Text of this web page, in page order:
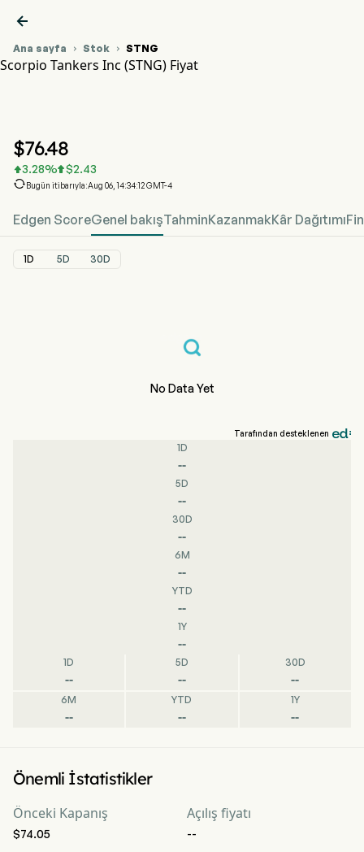

Ana sayfa  Stok  STNG
Scorpio Tankers Inc (STNG) Fiyat
$76.48
3.28% $2.43
Bugün itibarıyla:Aug 06, 14:34:12 GMT-4
Edgen ScoreGenel bakışTahminKazanmakKâr Dağıtımı
1D 5D 30D
No Data Yet
Tarafından desteklenen
1D
--
5D
--
30D
--
6M
--
YTD
--
1Y
--
1D
--
5D
--
30D
--
6M
--
YTD
--
1Y
--
Önemli İstatistikler
Önceki Kapanış
$74.05
Açılış fiyatı
--